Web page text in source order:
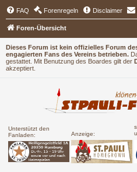
Dieses Forum ist kein offizielles Forum
engagierten Fans des Vereins betrieben.
gestattet. Mit Benutzung des Boardes gilt der
akzeptiert.
Unterstützt den
Fanladen:
Anzeige:
FAQ Forenregeln Disclaimer
Foren-Übersicht